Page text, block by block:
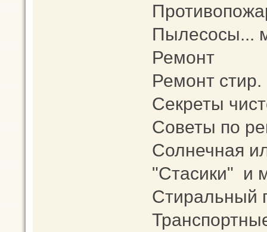
Пылесосы...
Ремонт
Ремонт
Секреты
Советы по
Солнечная
"Стасики" и
Стиральный